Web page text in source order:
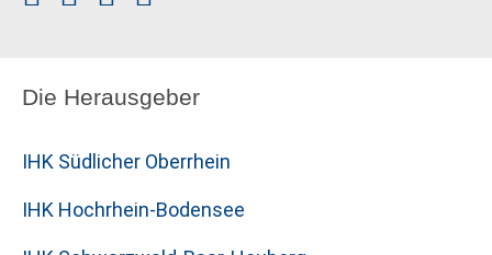
Die Herausgeber
IHK Südlicher Oberrhein
IHK Hochrhein-Bodensee